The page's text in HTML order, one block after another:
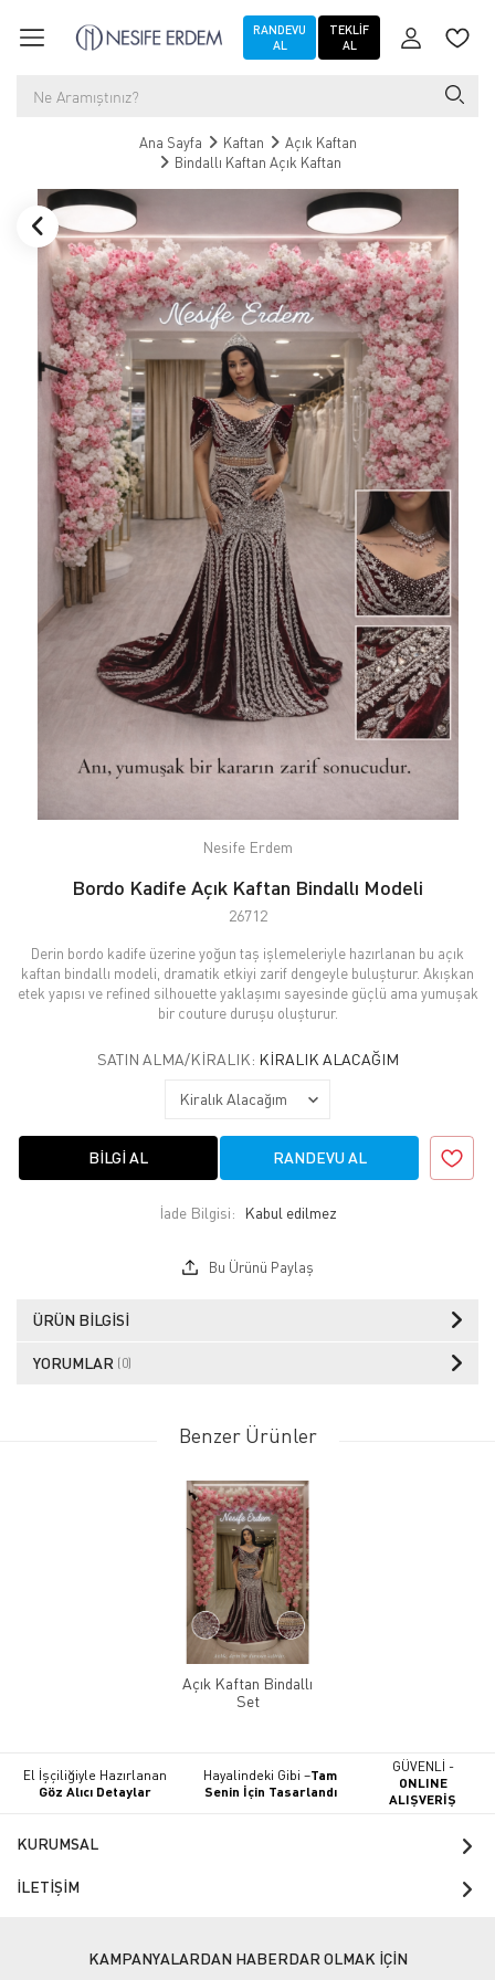
RANDEVU
AL
TEKLIF
AL
Ana Sayfa Kaftan
Açık Kaftan
Bindallı Kaftan Açık Kaftan
Nesife Erdem
Bordo Kadife Açık Kaftan Bindallı Modeli
26712
Derin bordo kadife üzerine yoğun taş işlemeleriyle hazırlanan bu açık
kaftan bindallı modeli, dramatik etkiyi zarif dengeyle buluşturur. Akışkan
etek yapısı ve refined silhouette yaklaşımı sayesinde güçlü ama yumuşak
bir couture duruşu oluşturur.
SATIN ALMA/KIRALIK: KIRALIK ALACAĞIM
BILGI AL RANDEVU AL
İade Bilgisi:
Bu Ürünü Paylaş
ÜRÜN BILGISI
YORUMLAR (0)
Benzer Ürünler
Açık Kaftan Bindallı
Set
El İşçiliğiyle Hazırlanan
Göz Alıcı Detaylar
Hayalindeki Gibi –Tam
Senin İçin Tasarlandı
GÜVENLİ -
ONLINE
ALIŞVERİŞ
KURUMSAL
İLETİŞİM
KAMPANYALARDAN HABERDAR OLMAK İÇİN